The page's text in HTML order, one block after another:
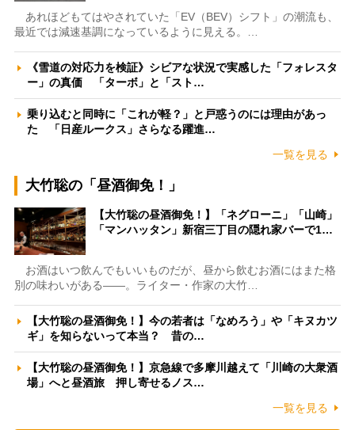
あれほどもてはやされていた「EV（BEV）シフト」の潮流も、
最近では減速基調になっているように見える。…
《雪道の対応力を検証》シビアな状況で実感した「フォレスタ
ー」の真価 「ターボ」と「スト…
乗り込むと同時に「これが軽？」と戸惑うのには理由があっ
た 「日産ルークス」さらなる躍進…
一覧を見る
大竹聡の「昼酒御免！」
【大竹聡の昼酒御免！】「ネグローニ」「山崎」
「マンハッタン」新宿三丁目の隠れ家バーで1…
お酒はいつ飲んでもいいものだが、昼から飲むお酒にはまた格
別の味わいがある――。ライター・作家の大竹…
【大竹聡の昼酒御免！】今の若者は「なめろう」や「キヌカツ
ギ」を知らないって本当？ 昔の…
【大竹聡の昼酒御免！】京急線で多摩川越えて「川崎の大衆酒
場」へと昼酒旅 押し寄せるノス…
一覧を見る